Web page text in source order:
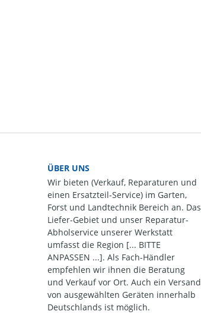
ÜBER UNS
Wir bieten (Verkauf, Reparaturen und
einen Ersatzteil-Service) im Garten,
Forst und Landtechnik Bereich an. Das
Liefer-Gebiet und unser Reparatur-
Abholservice unserer Werkstatt
umfasst die Region [... BITTE
ANPASSEN ...]. Als Fach-Händler
empfehlen wir ihnen die Beratung
und Verkauf vor Ort. Auch ein Versand
von ausgewählten Geräten innerhalb
Deutschlands ist möglich.